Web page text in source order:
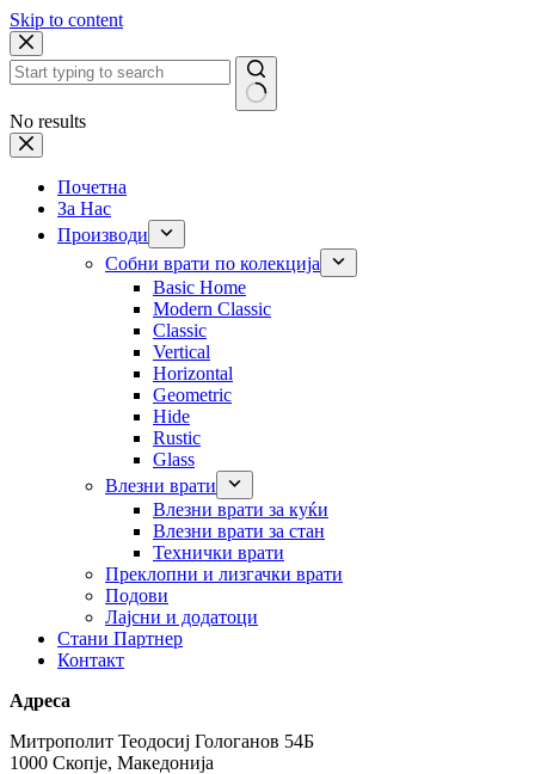
Skip to content
No results
Почетна
За Нас
Производи
Собни врати по колекција
Basic Home
Modern Classic
Classic
Vertical
Horizontal
Geometric
Hide
Rustic
Glass
Влезни врати
Влезни врати за куќи
Влезни врати за стан
Технички врати
Преклопни и лизгачки врати
Подови
Лајсни и додатоци
Стани Партнер
Контакт
Адреса
Митрополит Теодосиј Гологанов 54Б
1000 Скопје, Македонија